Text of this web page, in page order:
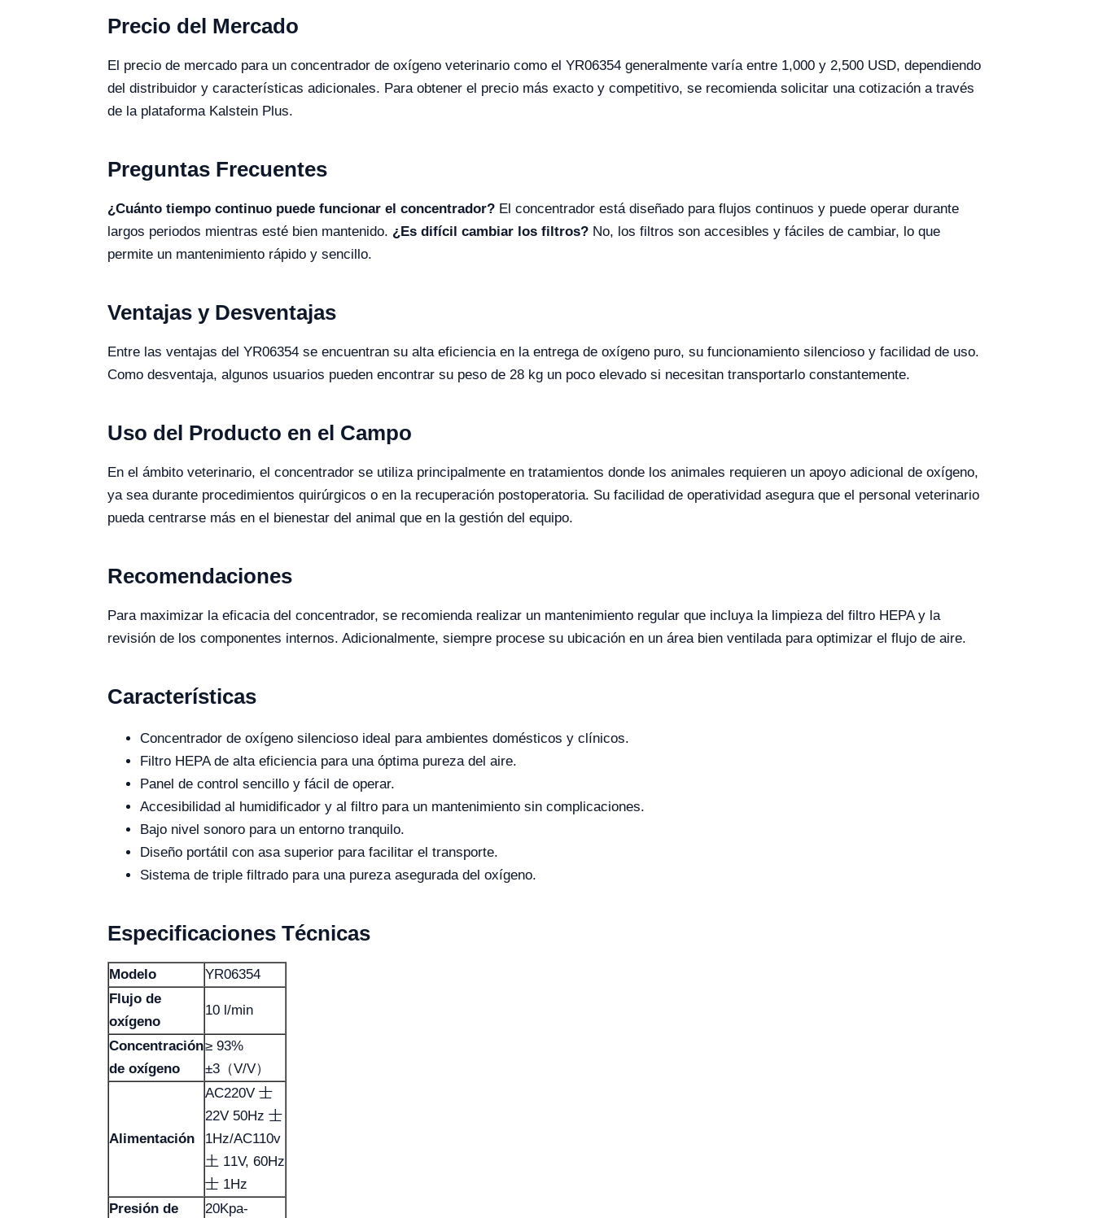
Precio del Mercado
El precio de mercado para un concentrador de oxígeno veterinario como el YR06354 generalmente varía entre 1,000 y 2,500 USD, dependiendo
del distribuidor y características adicionales. Para obtener el precio más exacto y competitivo, se recomienda solicitar una cotización a través
de la plataforma Kalstein Plus.
Preguntas Frecuentes
¿Cuánto tiempo continuo puede funcionar el concentrador? El concentrador está diseñado para flujos continuos y puede operar durante
largos periodos mientras esté bien mantenido. ¿Es difícil cambiar los filtros? No, los filtros son accesibles y fáciles de cambiar, lo que
permite un mantenimiento rápido y sencillo.
Ventajas y Desventajas
Entre las ventajas del YR06354 se encuentran su alta eficiencia en la entrega de oxígeno puro, su funcionamiento silencioso y facilidad de uso.
Como desventaja, algunos usuarios pueden encontrar su peso de 28 kg un poco elevado si necesitan transportarlo constantemente.
Uso del Producto en el Campo
En el ámbito veterinario, el concentrador se utiliza principalmente en tratamientos donde los animales requieren un apoyo adicional de oxígeno,
ya sea durante procedimientos quirúrgicos o en la recuperación postoperatoria. Su facilidad de operatividad asegura que el personal veterinario
pueda centrarse más en el bienestar del animal que en la gestión del equipo.
Recomendaciones
Para maximizar la eficacia del concentrador, se recomienda realizar un mantenimiento regular que incluya la limpieza del filtro HEPA y la
revisión de los componentes internos. Adicionalmente, siempre procese su ubicación en un área bien ventilada para optimizar el flujo de aire.
Características
Concentrador de oxígeno silencioso ideal para ambientes domésticos y clínicos.
Filtro HEPA de alta eficiencia para una óptima pureza del aire.
Panel de control sencillo y fácil de operar.
Accesibilidad al humidificador y al filtro para un mantenimiento sin complicaciones.
Bajo nivel sonoro para un entorno tranquilo.
Diseño portátil con asa superior para facilitar el transporte.
Sistema de triple filtrado para una pureza asegurada del oxígeno.
Especificaciones Técnicas
Modelo
YR06354
Flujo de
oxígeno
10 l/min
Concentración
de oxígeno
≥ 93%
±3（V/V）
Alimentación
AC220V 士
22V 50Hz 士
1Hz/AC110v
土 11V, 60Hz
士 1Hz
Presión de
20Kpa-